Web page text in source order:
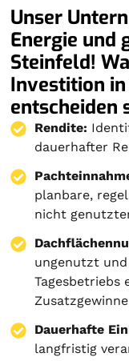
Unser
Energie und
Steinfeld!
Investition
entscheiden
Rendite:
dauerhafter
planbare,
nicht
ungenutzt
Tagesbetriebs
Dauerhafte
langfristig